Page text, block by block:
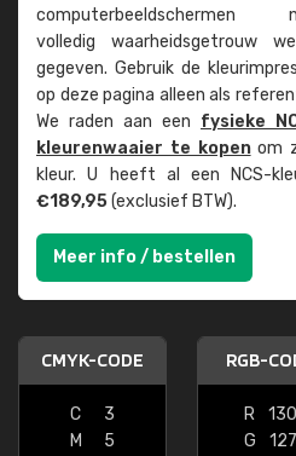
computer­beeld­schermen
volledig waarheids­­getrouw
gegeven. Gebruik de
op deze pagina alleen als
We raden aan een fysieke
kleuren­waaier te kopenom
kleur. U heeft al een NCS-
€189,95(exclusief BTW).
Meer info / bestellen
CMYK-CODE
C
3
M
5
RGB-
R
130
G
127